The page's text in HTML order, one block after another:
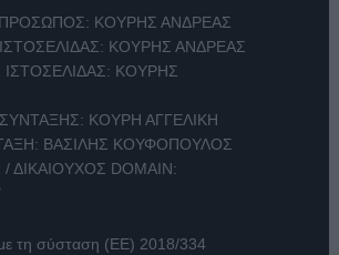
ΚΟΥΡΗΣ ΑΝΔΡΕΑΣ
ΚΟΥΡΗΣ ΑΝΔΡΕΑΣ
ΙΣΤΟΣΕΛΙΔΑΣ: ΚΟΥΡΗΣ
ΚΟΥΡΗ ΑΓΓΕΛΙΚΗ
ΒΑΣΙΛΗΣ ΚΟΥΦΟΠΟΥΛΟΣ
/ ΔΙΚΑΙΟΥΧΟΣ DOMAIN:
τη σύσταση (ΕΕ) 2018/334